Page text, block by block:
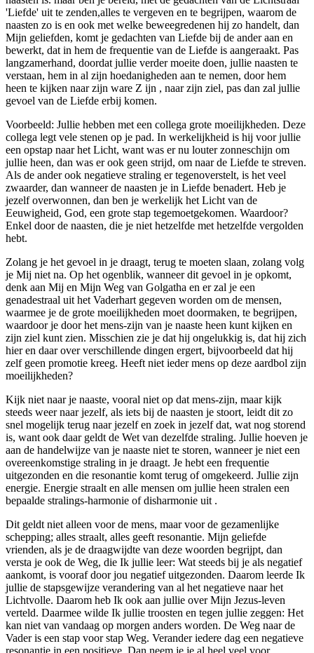
'Liefde' uit te zenden,alles te vergeven en te begrijpen, waarom de
naasten zo is en ook met welke beweegredenen hij zo handelt, dan
Mijn geliefden, komt je gedachten van Liefde bij de ander aan en
bewerkt, dat in hem de frequentie van de Liefde is aangeraakt. Pas
langzamerhand, doordat jullie verder moeite doen, jullie naasten te
verstaan, hem in al zijn hoedanigheden aan te nemen, door hem
heen te kijken naar zijn ware Z ijn , naar zijn ziel, pas dan zal jullie
gevoel van de Liefde erbij komen.
Voorbeeld: Jullie hebben met een collega grote moeilijkheden. Deze
collega legt vele stenen op je pad. In werkelijkheid is hij voor jullie
een opstap naar het Licht, want was er nu louter zonneschijn om
jullie heen, dan was er ook geen strijd, om naar de Liefde te streven.
Als de ander ook negatieve straling er tegenoverstelt, is het veel
zwaarder, dan wanneer de naasten je in Liefde benadert. Heb je
jezelf overwonnen, dan ben je werkelijk het Licht van de
Eeuwigheid, God, een grote stap tegemoetgekomen. Waardoor?
Enkel door de naasten, die je niet hetzelfde met hetzelfde vergolden
hebt.
Zolang je het gevoel in je draagt, terug te moeten slaan, zolang volg
je Mij niet na. Op het ogenblik, wanneer dit gevoel in je opkomt,
denk aan Mij en Mijn Weg van Golgatha en er zal je een
genadestraal uit het Vaderhart gegeven worden om de mensen,
waarmee je de grote moeilijkheden moet doormaken, te begrijpen,
waardoor je door het mens-zijn van je naaste heen kunt kijken en
zijn ziel kunt zien. Misschien zie je dat hij ongelukkig is, dat hij zich
hier en daar over verschillende dingen ergert, bijvoorbeeld dat hij
zelf geen promotie kreeg. Heeft niet ieder mens op deze aardbol zijn
moeilijkheden?
Kijk niet naar je naaste, vooral niet op dat mens-zijn, maar kijk
steeds weer naar jezelf, als iets bij de naasten je stoort, leidt dit zo
snel mogelijk terug naar jezelf en zoek in jezelf dat, wat nog storend
is, want ook daar geldt de Wet van dezelfde straling. Jullie hoeven je
aan de handelwijze van je naaste niet te storen, wanneer je niet een
overeenkomstige straling in je draagt. Je hebt een frequentie
uitgezonden en die resonantie komt terug of omgekeerd. Jullie zijn
energie. Energie straalt en alle mensen om jullie heen stralen een
bepaalde stralings-harmonie of disharmonie uit .
Dit geldt niet alleen voor de mens, maar voor de gezamenlijke
schepping; alles straalt, alles geeft resonantie. Mijn geliefde
vrienden, als je de draagwijdte van deze woorden begrijpt, dan
versta je ook de Weg, die Ik jullie leer: Wat steeds bij je als negatief
aankomt, is vooraf door jou negatief uitgezonden. Daarom leerde Ik
jullie de stapsgewijze verandering van al het negatieve naar het
Lichtvolle. Daarom heb Ik ook aan jullie over Mijn Jezus-leven
verteld. Daarmee wilde Ik jullie troosten en tegen jullie zeggen: Het
kan niet van vandaag op morgen anders worden. De Weg naar de
Vader is een stap voor stap Weg. Verander iedere dag een negatieve
resonantie in een positieve. Dan neem je je al heel veel voor.